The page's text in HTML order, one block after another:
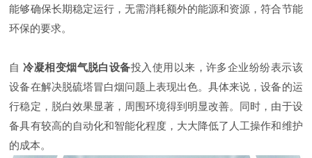
能够确保长期稳定运行，无需消耗额外的能源和资源，符合节能
环保的要求。
自冷凝相变烟气脱白设备投入使用以来，许多企业纷纷表示该
设备在解决脱硫塔冒白烟问题上表现出色。具体来说，设备的运
行稳定，脱白效果显著，周围环境得到明显改善。同时，由于设
备具有较高的自动化和智能化程度，大大降低了人工操作和维护
的成本。